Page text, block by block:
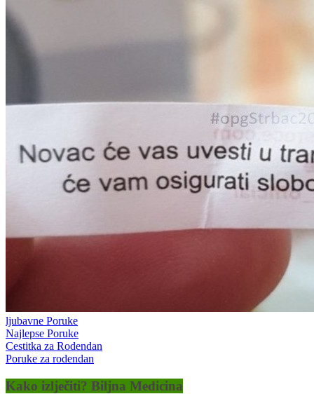
ljubavne Poruke
Najlepse Poruke
Cestitka za Rodendan
Poruke za rodendan
Kako izlječiti? Biljna Medicina